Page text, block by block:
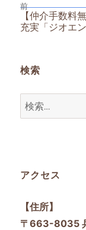
投
ナ
ビ
ゲ
ン
前
前
の
投
【仲介手数料
充実「ジオエ
検索
検
索:
アクセス
【住所】
〒663-8035